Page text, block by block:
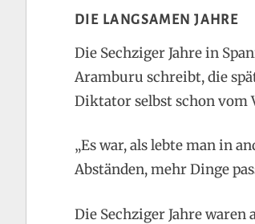
DIE LANGSAMEN JAHRE
Die Sechziger Jahre in
Aramburu schreibt, die
Diktator selbst schon vom
„Es war, als lebte man in
Abständen, mehr Dinge
Die Sechziger Jahre